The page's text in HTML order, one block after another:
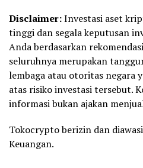
Disclaimer:Investasi aset
tinggi dan segala keputusan
Anda berdasarkan
seluruhnya merupakan
lembaga atau otoritas negara
atas risiko investasi tersebut.
informasi bukan ajakan
Tokocrypto berizin dan
Keuangan.